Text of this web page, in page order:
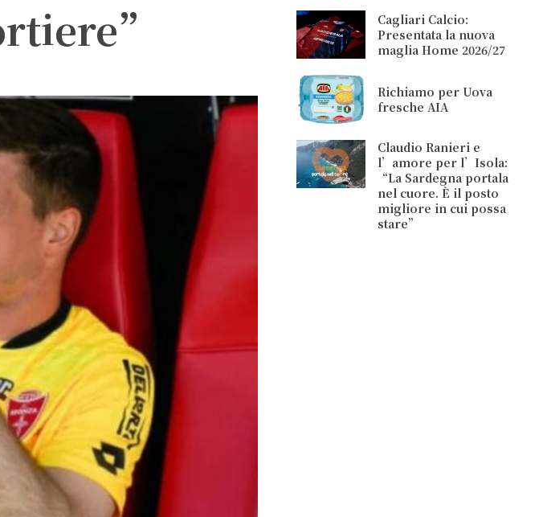
Cagliari Calcio:
Presentata la nuova
maglia Home 2026/27
Richiamo per Uova
fresche AIA
Claudio Ranieri e
l’amore per l’Isola:
“La Sardegna portala
nel cuore. È il posto
migliore in cui possa
stare”